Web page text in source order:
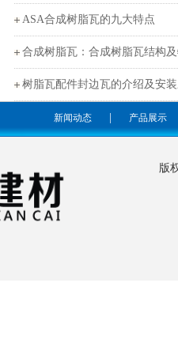
ASA合成树脂瓦的九大特点
合成树脂瓦：合成树脂瓦结构
树脂瓦配件封边瓦的介绍及安
新闻动态 产品展示
版